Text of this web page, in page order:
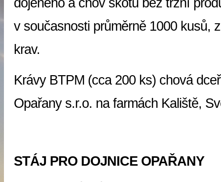
dojeného a chov skotu bez tržní
v současnosti průměrně 1000 kusů,
krav.
Krávy BTPM (cca 200 ks) chová
Opařany s.r.o. na farmách Kaliště,
STÁJ PRO DOJNICE OPAŘANY